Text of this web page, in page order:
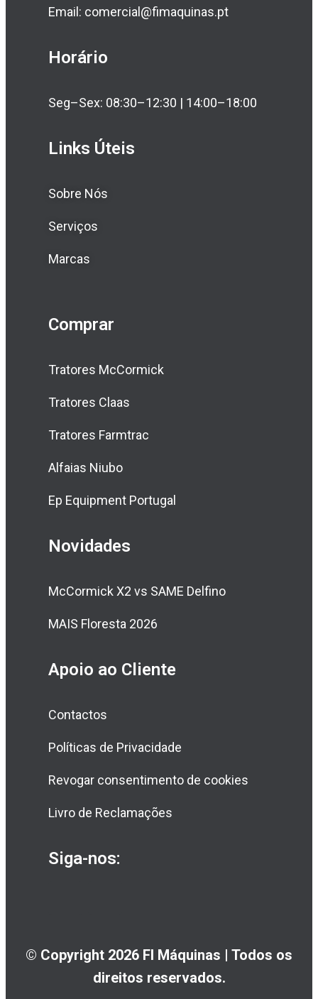
Email: comercial@fimaquinas.pt
Horário
Seg–Sex: 08:30–12:30 | 14:00–18:00
Links Úteis
Sobre Nós
Serviços
Marcas
Comprar
Tratores McCormick
Tratores Claas
Tratores Farmtrac
Alfaias Niubo
Ep Equipment Portugal
Novidades
McCormick X2 vs SAME Delfino
MAIS Floresta 2026
Apoio ao Cliente
Contactos
Políticas de Privacidade
Revogar consentimento de cookies
Livro de Reclamações
Siga-nos:
© Copyright 2026 FI Máquinas | Todos os
direitos reservados.